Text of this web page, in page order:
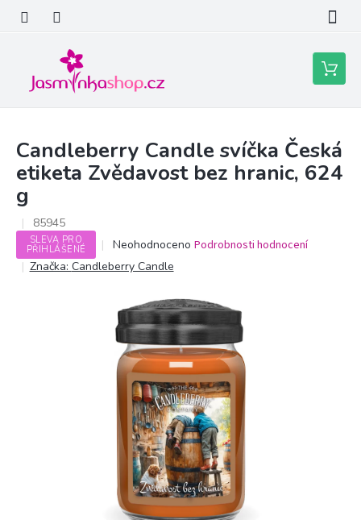
obsah
Nákupní
košík
Candleberry Candle svíčka Česká
etiketa Zvědavost bez hranic, 624
g
85945
SLEVA PRO
PŘIHLÁŠENÉ
Průměrné
hodnocení
produktu
0,0
5
hvězdiček.
Neohodnoceno Podrobnosti hodnocení
Značka: Candleberry Candle